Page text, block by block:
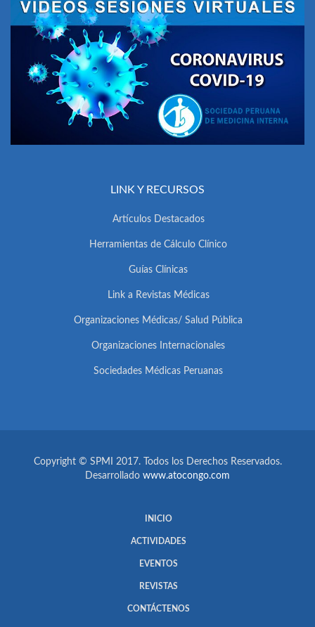
LINK Y RECURSOS
Artículos Destacados
Herramientas de Cálculo Clínico
Guías Clínicas
Link a Revistas Médicas
Organizaciones Médicas/ Salud Pública
Organizaciones Internacionales
Sociedades Médicas Peruanas
Copyright © SPMI 2017. Todos los Derechos Reservados.
Desarrollado www.atocongo.com
INICIO
ACTIVIDADES
EVENTOS
REVISTAS
CONTÁCTENOS